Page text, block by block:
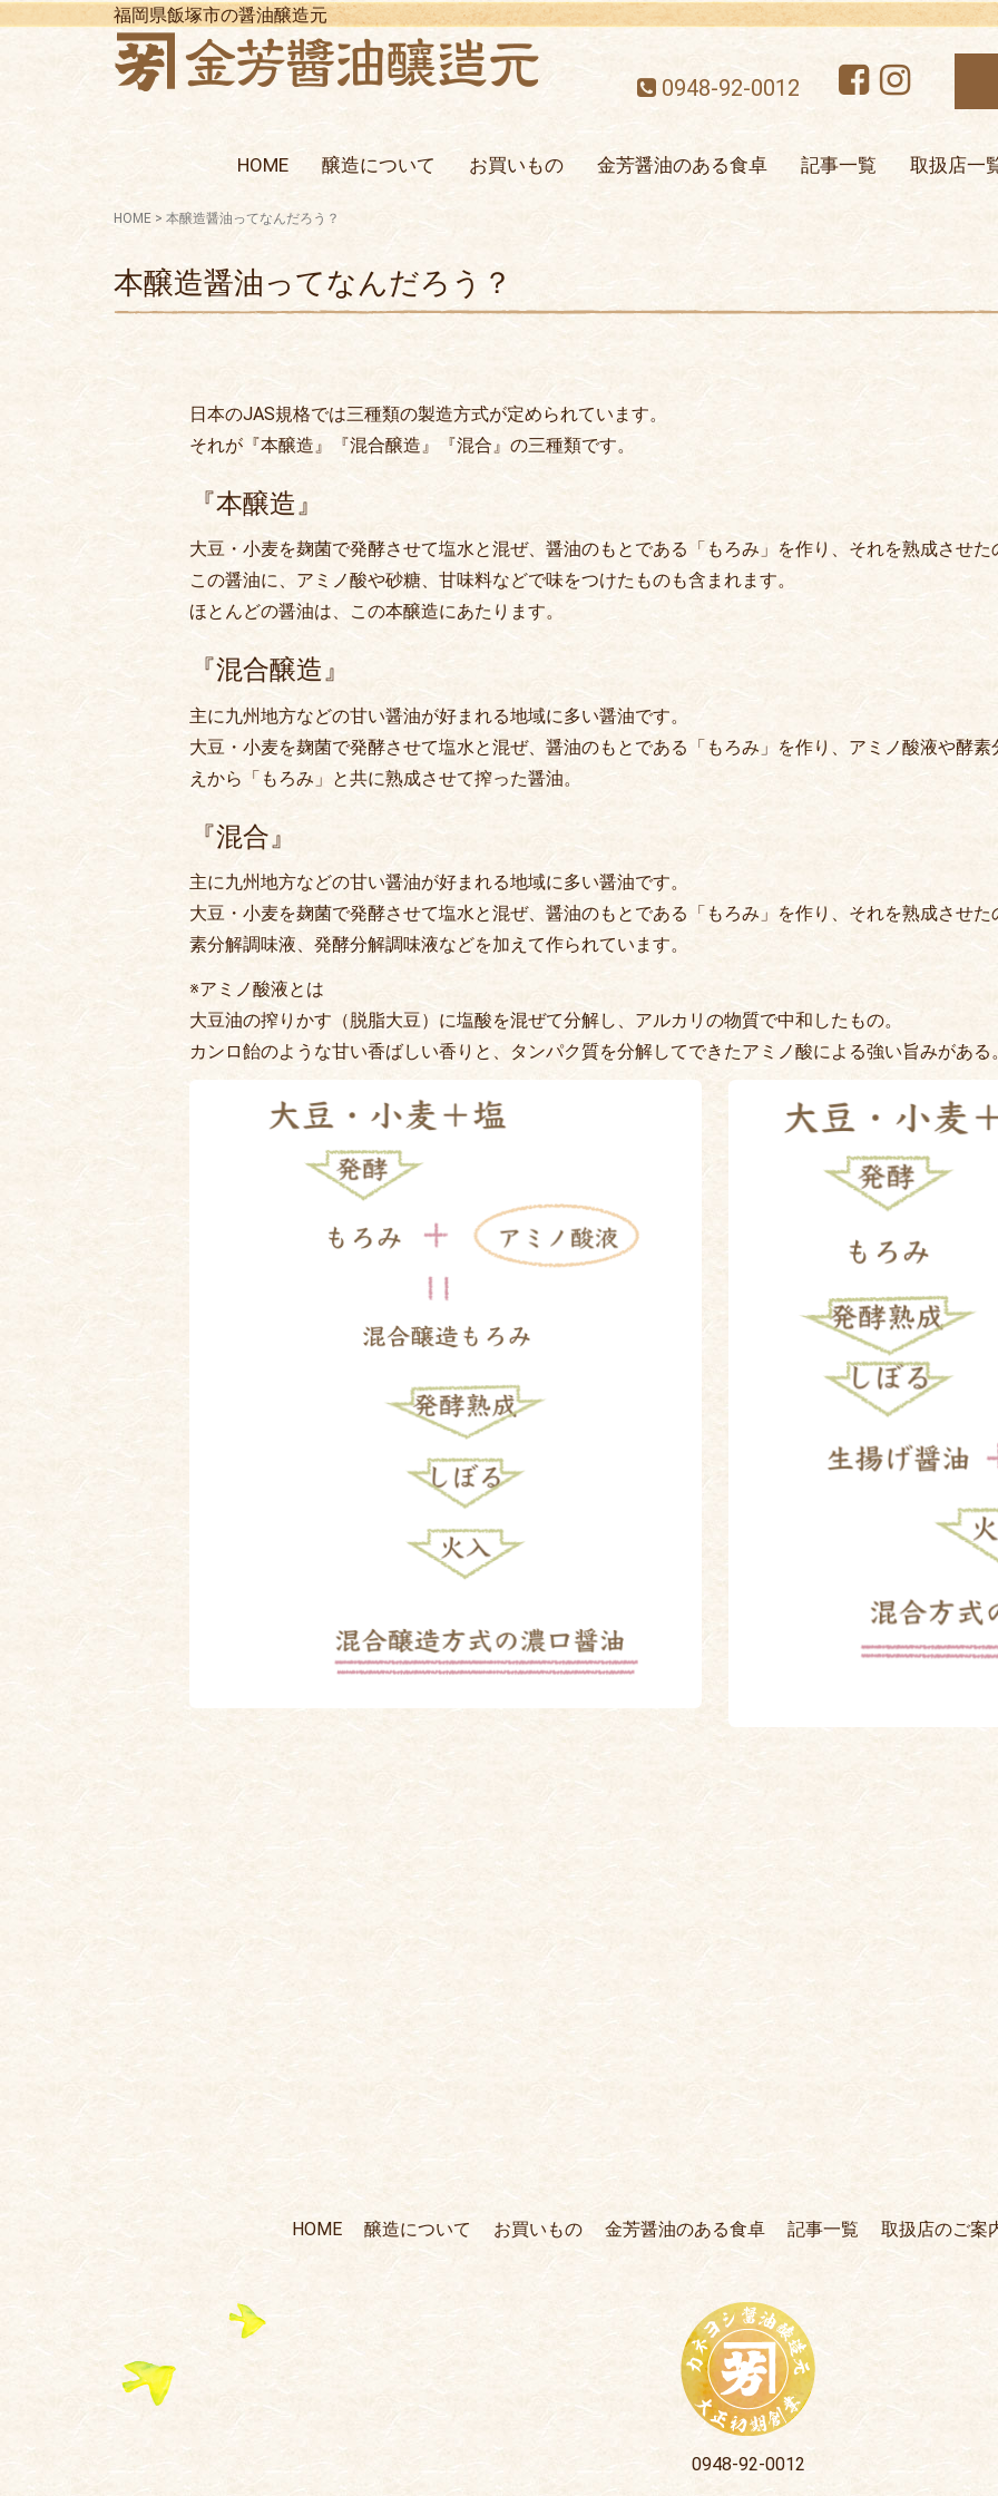
福岡県飯塚市の醤油醸造元
0948-92-0012
HOME 醸造について お買いもの 金芳醤油のある食卓 記事一覧 取扱店一
HOME > 本醸造醤油ってなんだろう？
本醸造醤油ってなんだろう？
日本のJAS規格では三種類の製造方式が定められています。
それが『本醸造』『混合醸造』『混合』の三種類です。
『本醸造』
大豆・小麦を麹菌で発酵させて塩水と混ぜ、醤油のもとである「もろみ」を作り、それを熟成させ
この醤油に、アミノ酸や砂糖、甘味料などで味をつけたものも含まれます。
ほとんどの醤油は、この本醸造にあたります。
『混合醸造』
主に九州地方などの甘い醤油が好まれる地域に多い醤油です。
大豆・小麦を麹菌で発酵させて塩水と混ぜ、醤油のもとである「もろみ」を作り、アミノ酸液や酵
えから「もろみ」と共に熟成させて搾った醤油。
『混合』
主に九州地方などの甘い醤油が好まれる地域に多い醤油です。
大豆・小麦を麹菌で発酵させて塩水と混ぜ、醤油のもとである「もろみ」を作り、それを熟成させ
素分解調味液、発酵分解調味液などを加えて作られています。
※アミノ酸液とは
大豆油の搾りかす（脱脂大豆）に塩酸を混ぜて分解し、アルカリの物質で中和したもの。
カンロ飴のような甘い香ばしい香りと、タンパク質を分解してできたアミノ酸による強い旨みがある
HOME 醸造について お買いもの 金芳醤油のある食卓 記事一覧 取扱店のご案
0948-92-0012